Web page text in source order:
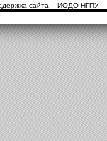
сайта – ИОДО НГПУ